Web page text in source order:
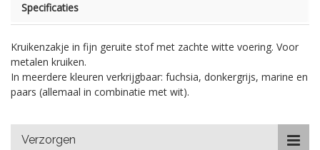
Specificaties
Kruikenzakje in fijn geruite stof met zachte witte voering. Voor
metalen kruiken.
In meerdere kleuren verkrijgbaar: fuchsia, donkergrijs, marine en
paars (allemaal in combinatie met wit).
Verzorgen